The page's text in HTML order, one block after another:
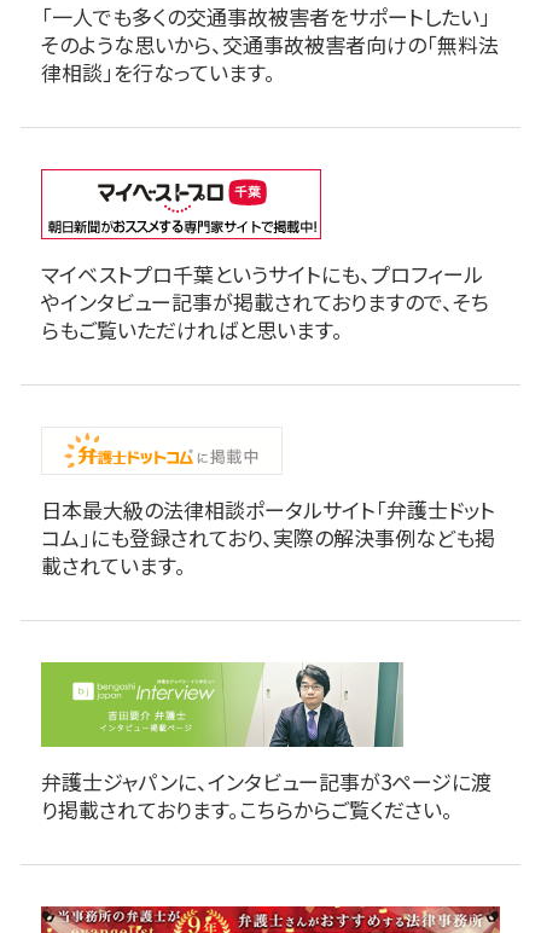
「一人でも多くの交通事故被害者をサポートしたい」
そのような思いから、交通事故被害者向けの「無料法
律相談」を行なっています。
マイベストプロ千葉というサイトにも、プロフィール
やインタビュー記事が掲載されておりますので、そち
らもご覧いただければと思います。
日本最大級の法律相談ポータルサイト「弁護士ドット
コム」にも登録されており、実際の解決事例なども掲
載されています。
弁護士ジャパンに、インタビュー記事が3ページに渡
り掲載されております。こちらからご覧ください。